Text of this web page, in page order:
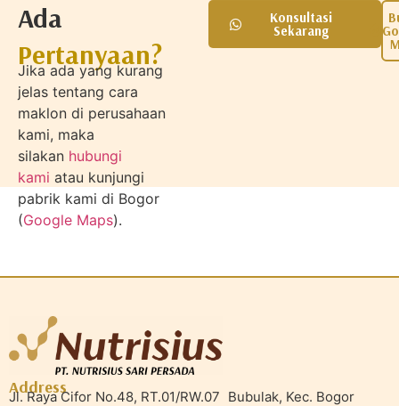
Ada
Pertanyaan?
Jika ada yang kurang
jelas tentang cara
maklon di perusahaan
kami, maka
silakan hubungi
kami atau kunjungi
pabrik kami di Bogor
(Google Maps).
Konsultasi
Sekarang
Address
Jl. Raya Cifor No.48, RT.01/RW.07 Bubulak, Kec. Bogor